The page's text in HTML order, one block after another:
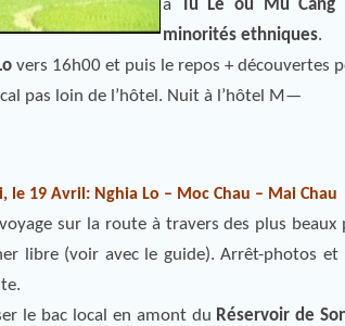
à Tu Le ou Mu Cang
minorités ethniques.
vers 16h00 et puis le repos + découvertes
pas loin de l’hôtel. Nuit à l’hôtel M—
le 19 Avril: Nghia Lo – Moc Chau – Mai Chau
sur la route à travers des plus beaux
libre (voir avec le guide). Arrêt-photos et
le bac local en amont du Réservoir de